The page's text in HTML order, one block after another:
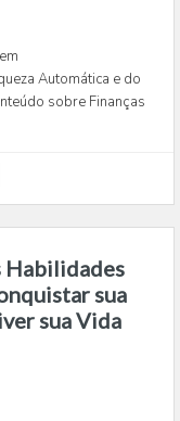
Automática e do
sobre Finanças
Habilidades
sua
sua Vida